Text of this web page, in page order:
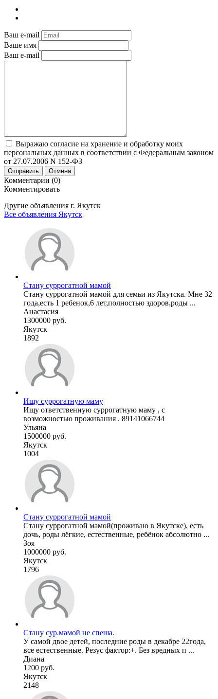
Ваш e-mail
Ваше имя
Ваш e-mail
Выражаю согласие на хранение и обработку моих
персональных данных в соответствии с Федеральным законом
от 27.07.2006 N 152-ФЗ
Отправить Отмена
Комментарии (0)
Комментировать
Другие объявления г. Якутск
Все объявления Якутск
Стану суррогатной мамой
Стану суррогатной мамой для семьи из Якутска. Мне 32
года,есть 1 ребенок,6 лет,полностью здоров,роды ...
Анастасия
1300000 руб.
Якутск
1892
Ищу суррогатную маму
Ищу ответственную суррогатную маму , с
возможностью проживания . 89141066744
Ульяна
1500000 руб.
Якутск
1004
Стану суррогатной мамой
Стану суррогатной мамой(проживаю в Якутске), есть
дочь, роды лёгкие, естественные, ребёнок абсолютно ...
Зоя
1000000 руб.
Якутск
1796
Стану сур.мамой не спеша.
У самой двое детей, последние роды в декабре 22года,
все естественные. Резус фактор:+. Без вредных п ...
Диана
1200 руб.
Якутск
2148